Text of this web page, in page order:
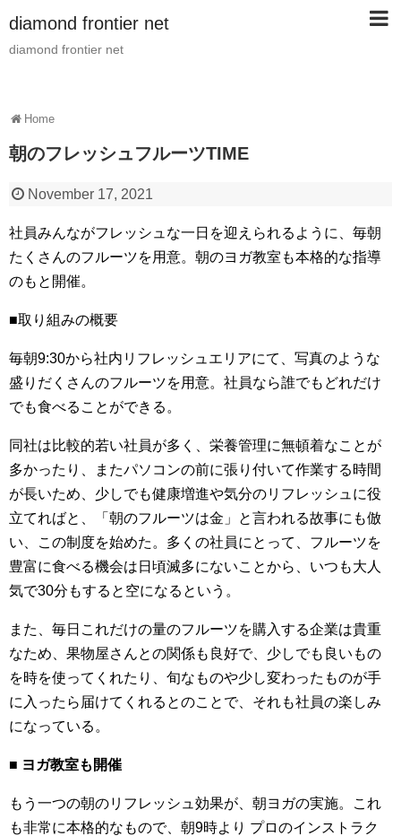
diamond frontier net
diamond frontier net
Home
朝のフレッシュフルーツTIME
November 17, 2021
社員みんながフレッシュな一日を迎えられるように、毎朝
たくさんのフルーツを用意。朝のヨガ教室も本格的な指導
のもと開催。
■取り組みの概要
毎朝9:30から社内リフレッシュエリアにて、写真のような
盛りだくさんのフルーツを用意。社員なら誰でもどれだけ
でも食べることができる。
同社は比較的若い社員が多く、栄養管理に無頓着なことが
多かったり、またパソコンの前に張り付いて作業する時間
が長いため、少しでも健康増進や気分のリフレッシュに役
立てればと、「朝のフルーツは金」と言われる故事にも倣
い、この制度を始めた。多くの社員にとって、フルーツを
豊富に食べる機会は日頃滅多にないことから、いつも大人
気で30分もすると空になるという。
また、毎日これだけの量のフルーツを購入する企業は貴重
なため、果物屋さんとの関係も良好で、少しでも良いもの
を時を使ってくれたり、旬なものや少し変わったものが手
に入ったら届けてくれるとのことで、それも社員の楽しみ
になっている。
■ ヨガ教室も開催
もう一つの朝のリフレッシュ効果が、朝ヨガの実施。これ
も非常に本格的なもので、朝9時より プロのインストラク